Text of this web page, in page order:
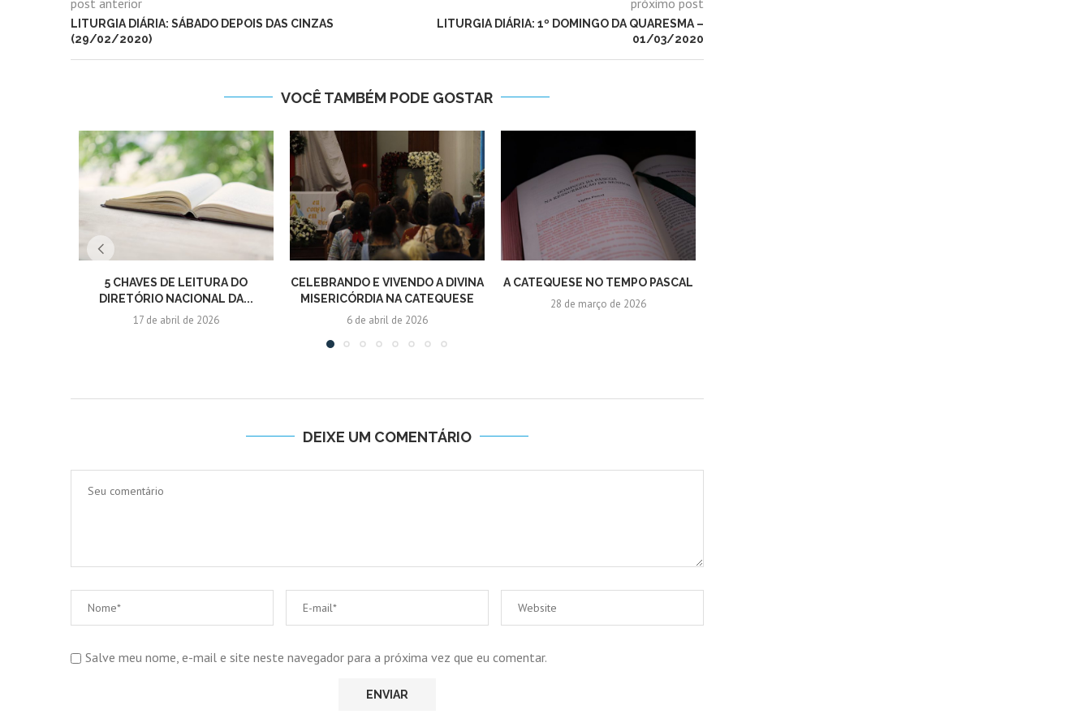
LITURGIA DIÁRIA: SÁBADO DEPOIS DAS CINZAS
(29/02/2020)
LITURGIA DIÁRIA: 1º DOMINGO DA QUARESMA –
01/03/2020
VOCÊ TAMBÉM PODE GOSTAR
5 CHAVES DE LEITURA DO
DIRETÓRIO NACIONAL DA...
17 de abril de 2026
CELEBRANDO E VIVENDO A DIVINA
MISERICÓRDIA NA CATEQUESE
6 de abril de 2026
A CATEQUESE NO TEMPO PASCAL
28 de março de 2026
DEIXE UM COMENTÁRIO
Salve meu nome, e-mail e site neste navegador para a próxima vez que eu comentar.